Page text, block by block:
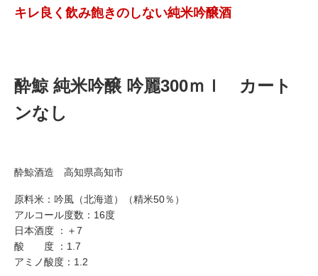
キレ良く飲み飽きのしない純米吟醸酒
酔鯨 純米吟醸 吟麗300ｍｌ カート
ンなし
酔鯨酒造 高知県高知市
原料米：吟風（北海道）（精米50％）
アルコール度数：16度
日本酒度 ：＋7
酸 度 ：1.7
アミノ酸度：1.2